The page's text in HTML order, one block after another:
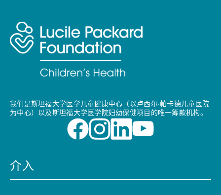
我们是斯坦福大学医学儿童健康中心（以卢西尔·帕卡德儿童医院
为中心）以及斯坦福大学医学院妇幼保健项目的唯一筹款机构。
介入